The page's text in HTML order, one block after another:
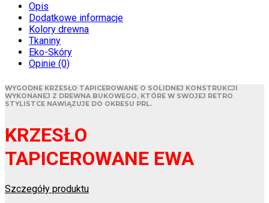
Opis
Dodatkowe informacje
Kolory drewna
Tkaniny
Eko-Skóry
Opinie (0)
WYGODNE KRZESŁO TAPICEROWANE O SOLIDNEJ KONSTRUKCJI
WYKONANEJ Z DREWNA BUKOWEGO, KTÓRE W SWOJEJ RETRO
STYLISTCE NAWIĄZUJE DO OKRESU PRL.
KRZESŁO
TAPICEROWANE EWA
Szczegóły produktu